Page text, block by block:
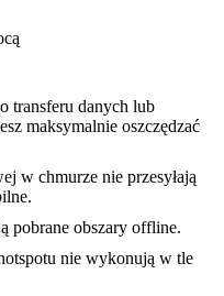
transferu danych lub
maksymalnie oszczędzać
w chmurze nie przesyłają
pobrane obszary offline.
nie wykonują w tle